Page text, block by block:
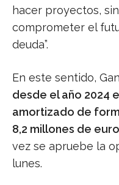
hacer proyectos,
comprometer el
deuda”.
En este sentido,
desde el año 2024
amortizado de
8,2 millones de
vez se apruebe la
lunes.